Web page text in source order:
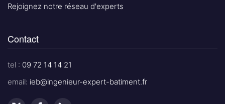
Rejoignez notre réseau d'experts
Contact
tel : 09 72 14 14 21
email: ieb@ingenieur-expert-batiment.fr